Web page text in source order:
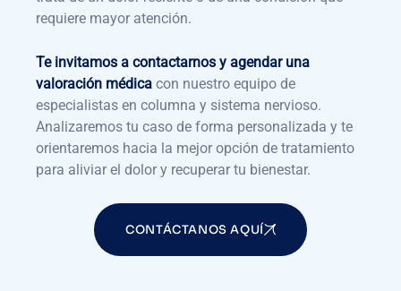
requiere mayor atención.
Te invitamos a contactarnos y agendar una
valoración médica con nuestro equipo de
especialistas en columna y sistema nervioso.
Analizaremos tu caso de forma personalizada y te
orientaremos hacia la mejor opción de tratamiento
para aliviar el dolor y recuperar tu bienestar.
CONTÁCTANOS AQUÍ